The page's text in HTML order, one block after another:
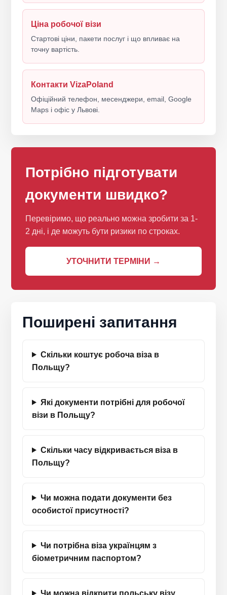
Ціна робочої візи
Стартові ціни, пакети послуг і що впливає на
точну вартість.
Контакти VizaPoland
Офіційний телефон, месенджери, email, Google
Maps і офіс у Львові.
Потрібно підготувати
документи швидко?
Перевіримо, що реально можна зробити за 1-
2 дні, і де можуть бути ризики по строках.
УТОЧНИТИ ТЕРМІНИ →
Поширені запитання
Скільки коштує робоча віза в
Польщу?
Які документи потрібні для робочої
візи в Польщу?
Скільки часу відкривається віза в
Польщу?
Чи можна подати документи без
особистої присутності?
Чи потрібна віза українцям з
біометричним паспортом?
Чи можна відкрити польську візу,